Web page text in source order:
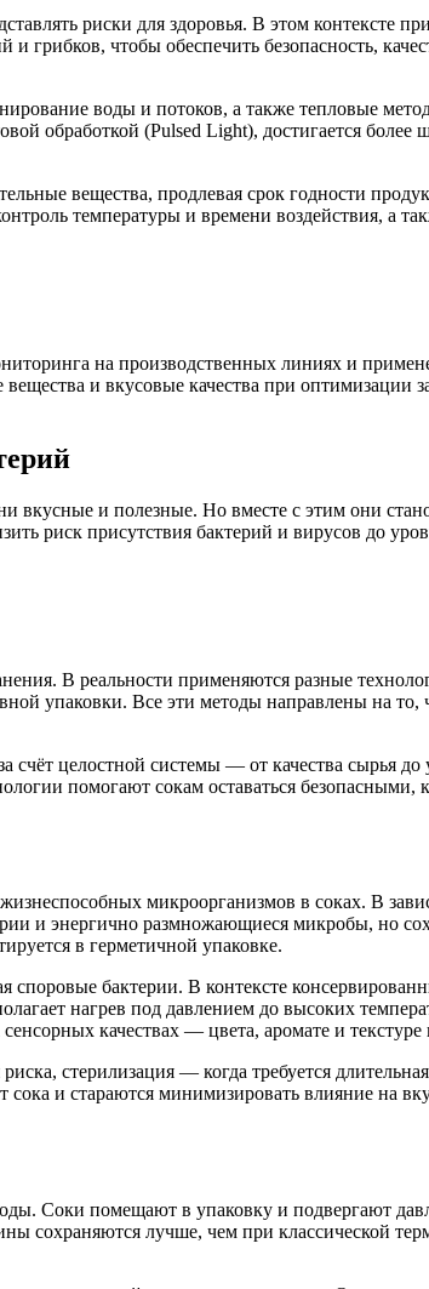
риски для здоровья. В этом контекстe
чтобы обеспечить безопасность,
воды и потоков, а также тепловые
обработкой (Pulsed Light), достигается более
вещества, продлевая срок годности
температуры и времени воздействия, а
на производственных линиях и
и вкусовые качества при оптимизации
вкусные и полезные. Но вместе с этим они
риск присутствия бактерий и вирусов до
В реальности применяются разные
упаковки. Все эти методы направлены на то,
счёт целостной системы — от качества сырья до
помогают сокам оставаться безопасными,
микроорганизмов в соках. В
и энергично размножающиеся микробы, но
в герметичной упаковке.
бактерии. В контексте
нагрев под давлением до высоких
качествах — цвета, аромате и текстуре
стерилизация — когда требуется длительная
и стараются минимизировать влияние на
Соки помещают в упаковку и подвергают
сохраняются лучше, чем при классической